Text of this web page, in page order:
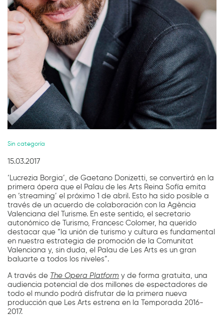
Sin categoría
15.03.2017
‘Lucrezia Borgia’, de Gaetano Donizetti, se convertirá en la
primera ópera que el Palau de les Arts Reina Sofía emita
en ‘streaming’ el próximo 1 de abril. Esto ha sido posible a
través de un acuerdo de colaboración con la Agència
Valenciana del Turisme. En este sentido, el secretario
autonómico de Turismo, Francesc Colomer, ha querido
destacar que “la unión de turismo y cultura es fundamental
en nuestra estrategia de promoción de la Comunitat
Valenciana y, sin duda, el Palau de Les Arts es un gran
baluarte a todos los niveles”.
A través de The Opera Platform y de forma gratuita, una
audiencia potencial de dos millones de espectadores de
todo el mundo podrá disfrutar de la primera nueva
producción que Les Arts estrena en la Temporada 2016-
2017.